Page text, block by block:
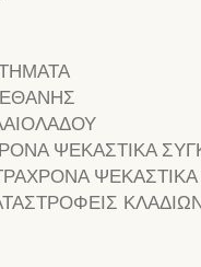
ΨΕΚΑΣΤΙΚΑ